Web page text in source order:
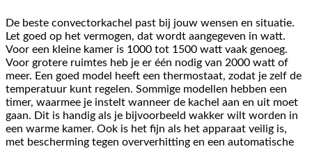
De beste convectorkachel past bij jouw wensen en situatie.
Let goed op het vermogen, dat wordt aangegeven in watt.
Voor een kleine kamer is 1000 tot 1500 watt vaak genoeg.
Voor grotere ruimtes heb je er één nodig van 2000 watt of
meer. Een goed model heeft een thermostaat, zodat je zelf de
temperatuur kunt regelen. Sommige modellen hebben een
timer, waarmee je instelt wanneer de kachel aan en uit moet
gaan. Dit is handig als je bijvoorbeeld wakker wilt worden in
een warme kamer. Ook is het fijn als het apparaat veilig is,
met bescherming tegen oververhitting en een automatische